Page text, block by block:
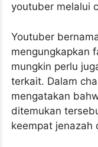
youtuber melalui
Youtuber
mengungkapkan
mungkin perlu
terkait. Dalam
mengatakan
ditemukan
keempat jenazah